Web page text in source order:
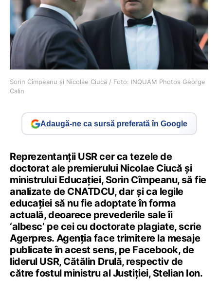
Sorin Cîmpeanu și Nicolae Ciucă / Foto: INQUAM Photos George
Calin
Adaugă-ne ca sursă preferată în Google
Reprezentanţii USR cer ca tezele de
doctorat ale premierului Nicolae Ciucă şi
ministrului Educaţiei, Sorin Cîmpeanu, să fie
analizate de CNATDCU, dar şi ca legile
educaţiei să nu fie adoptate în forma
actuală, deoarece prevederile sale îi
‘albesc’ pe cei cu doctorate plagiate, scrie
Agerpres. Agenția face trimitere la mesaje
publicate în acest sens, pe Facebook, de
liderul USR, Cătălin Drulă, respectiv de
către fostul ministru al Justiției, Stelian Ion.